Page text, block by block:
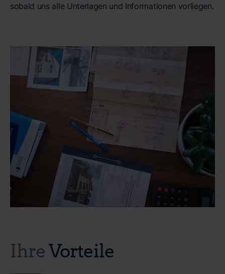
sobald uns alle Unterlagen und Informationen vorliegen.
IhreVorteile